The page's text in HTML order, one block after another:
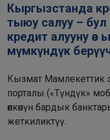
Кыргызстанда
тыюу салуу –
кредит алууну өз
мүмкүндүк
Кызмат Мамлекеттик
порталы («Түндүк»
өлкөнүн бардык
жеткиликтүү.